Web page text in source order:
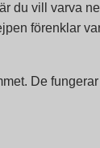
du vill varva
förenklar
De